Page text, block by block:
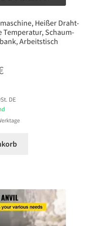
Heißer Draht-
Temperatur, Schaum-
Arbeitstisch
DE